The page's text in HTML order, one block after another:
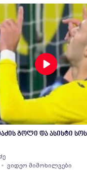
გოლი და ასისტი
ვიდეო მიმოხილვები